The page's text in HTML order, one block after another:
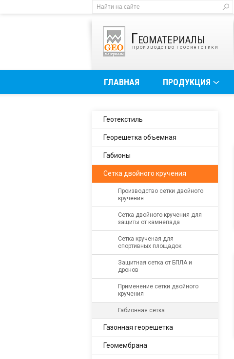
Геоматериалы
производство геосинтетики
ГЛАВНАЯ ПРОДУКЦИЯ
Геотекстиль
Георешетка объемная
Габионы
Сетка двойного кручения
Производство сетки двойного
кручения
Сетка двойного кручения для
защиты от камнепада
Сетка крученая для
спортивных площадок
Защитная сетка от БПЛА и
дронов
Применение сетки двойного
кручения
Габионная сетка
Газонная георешетка
Геомембрана